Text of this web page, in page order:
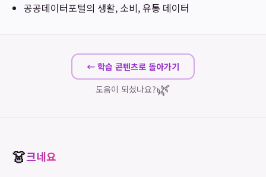
공공데이터포털의 생활, 소비, 유통 데이터
← 학습 콘텐츠로 돌아가기
도움이 되셨나요?🌿
👗크네요